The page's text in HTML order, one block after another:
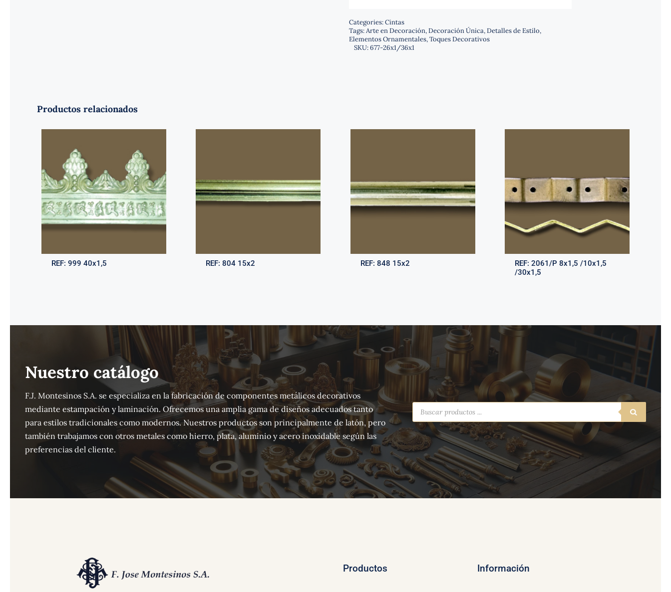
Categories:Cintas
Tags:Arte en Decoración,Decoración Única,Detalles de Estilo,
Elementos Ornamentales,Toques Decorativos
SKU:677-26x1/36x1
Productos relacionados
REF:999 40x1,5 REF:804 15x2 REF: 848 15x2 REF: 2061/P 8x1,5 /10x1,5
/30x1,5
Nuestro catálogo
F.J. Montesinos S.A. se especializa en la fabricación de componentes metálicos decorativos
mediante estampación y laminación. Ofrecemos una amplia gama de diseños adecuados tanto
para estilos tradicionales como modernos. Nuestros productos son principalmente de latón, pero
también trabajamos con otros metales como hierro, plata, aluminio y acero inoxidable según las
preferencias del cliente.
Búsqueda
de
productos
Productos Información